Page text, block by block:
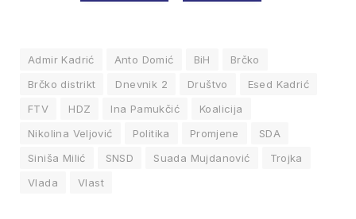
Admir Kadrić Anto Domić BiH
Brčko
Brčko distrikt
Dnevnik 2 Društvo
Esed Kadrić
FTV
HDZ Ina Pamukčić
Koalicija
Nikolina Veljović
Politika Promjene
SDA
Siniša Milić
SNSD Suada Mujdanović
Trojka
Vlada
Vlast